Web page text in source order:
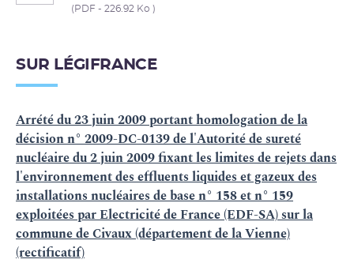
(PDF - 226.92 Ko )
SUR LÉGIFRANCE
Arrété du 23 juin 2009 portant homologation de la
décision n° 2009-DC-0139 de l'Autorité de sureté
nucléaire du 2 juin 2009 fixant les limites de rejets dans
l'environnement des effluents liquides et gazeux des
installations nucléaires de base n° 158 et n° 159
exploitées par Electricité de France (EDF-SA) sur la
commune de Civaux (département de la Vienne)
(rectificatif)